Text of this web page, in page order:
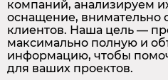
компаний, анализируем
оснащение, внимательно
клиентов. Наша цель —
максимально полную и
информацию, чтобы
для ваших проектов.